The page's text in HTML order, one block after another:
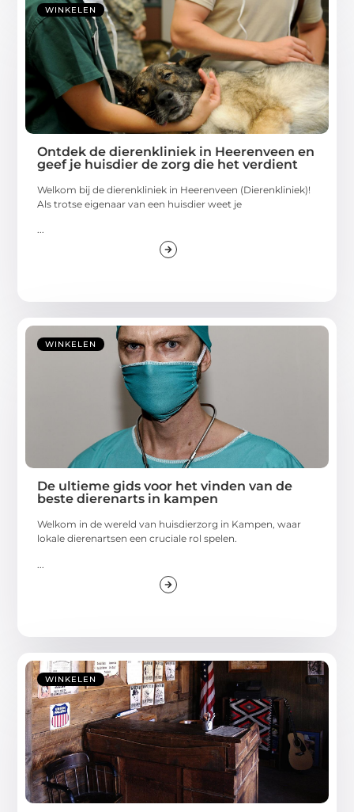
WINKELEN
Ontdek de dierenkliniek in Heerenveen en
geef je huisdier de zorg die het verdient
Welkom bij de dierenkliniek in Heerenveen (Dierenkliniek)!
Als trotse eigenaar van een huisdier weet je
...
WINKELEN
De ultieme gids voor het vinden van de
beste dierenarts in kampen
Welkom in de wereld van huisdierzorg in Kampen, waar
lokale dierenartsen een cruciale rol spelen.
WINKELEN